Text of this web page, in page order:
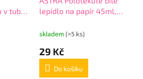
v tubě
lepidlo na papír 45ml,
skladem (>5 ks)
29 Kč
Do košíku